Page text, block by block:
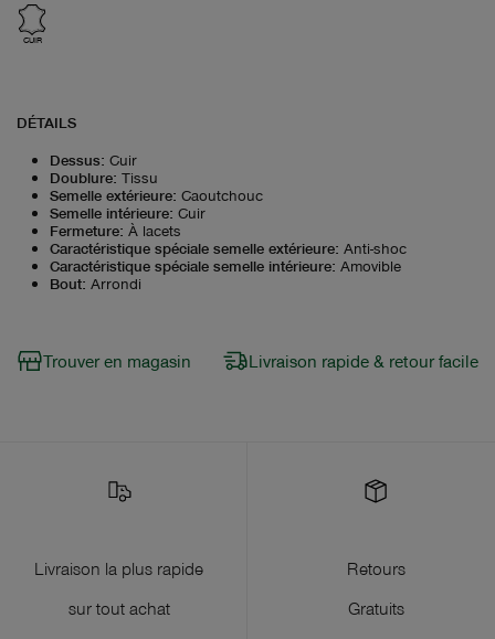
CUIR
DÉTAILS
Dessus: Cuir
Doublure: Tissu
Semelle extérieure: Caoutchouc
Semelle intérieure: Cuir
Fermeture: À lacets
Caractéristique spéciale semelle extérieure: Anti-shoc
Caractéristique spéciale semelle intérieure: Amovible
Bout: Arrondi
Trouver en magasin Livraison rapide & retour facile
Livraison la plus rapide
sur tout achat
Retours
Gratuits